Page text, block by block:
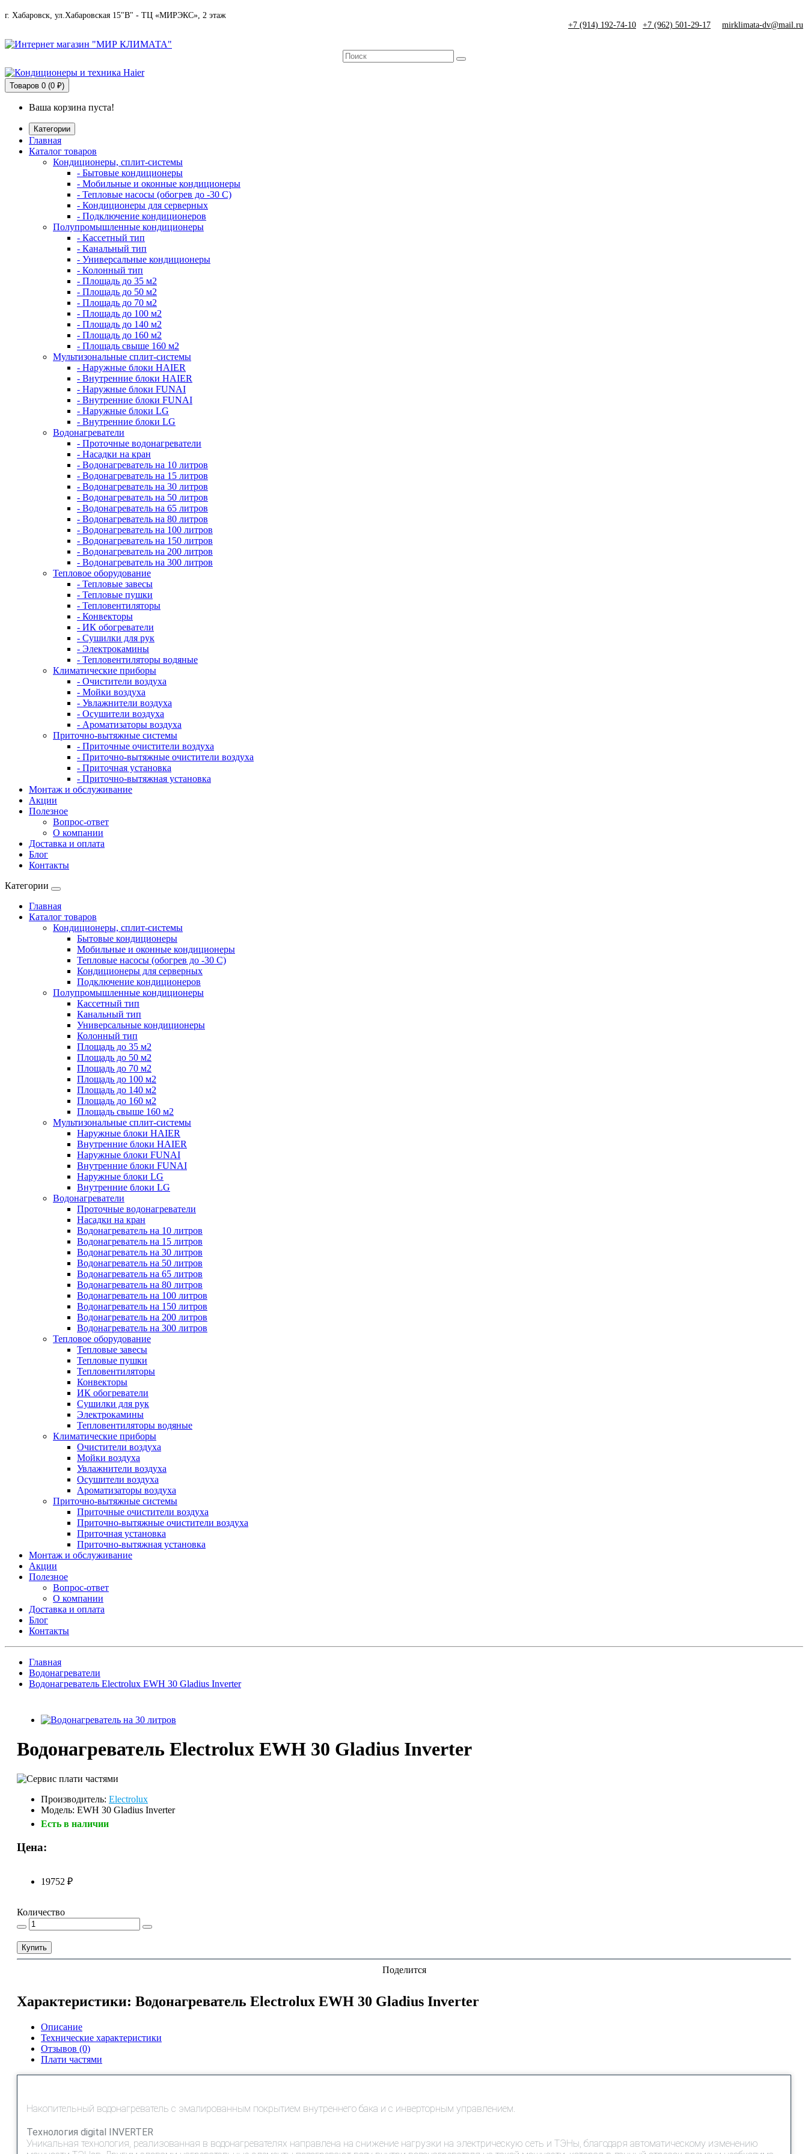
г. Хабаровск, ул.Хабаровская 15"В" - ТЦ «МИРЭКС», 2 этаж
+7 (914) 192-74-10
+7 (962) 501-29-17 mirklimata-dv@mail.ru
Товаров 0 (0 ₽)
Ваша корзина пуста!
Категории
Главная
Каталог товаров
Кондиционеры, сплит-системы
- Бытовые кондиционеры
- Мобильные и оконные кондиционеры
- Тепловые насосы (обогрев до -30 C)
- Кондиционеры для серверных
- Подключение кондиционеров
Полупромышленные кондиционеры
- Кассетный тип
- Канальный тип
- Универсальные кондиционеры
- Колонный тип
- Площадь до 35 м2
- Площадь до 50 м2
- Площадь до 70 м2
- Площадь до 100 м2
- Площадь до 140 м2
- Площадь до 160 м2
- Площадь свыше 160 м2
Мультизональные сплит-системы
- Наружные блоки HAIER
- Внутренние блоки HAIER
- Hаружные блоки FUNAI
- Внутренние блоки FUNAI
- Наружные блоки LG
- Внутренние блоки LG
Водонагреватели
- Проточные водонагреватели
- Наcадки на кран
- Водонагреватель на 10 литров
- Водонагреватель на 15 литров
- Водонагреватель на 30 литров
- Водонагреватель на 50 литров
- Водонагреватель на 65 литров
- Водонагреватель на 80 литров
- Водонагреватель на 100 литров
- Водонагреватель на 150 литров
- Водонагреватель на 200 литров
- Водонагреватель на 300 литров
Тепловое оборудование
- Тепловые завесы
- Тепловые пушки
- Тепловентиляторы
- Конвекторы
- ИК обогреватели
- Сушилки для рук
- Электрокамины
- Тепловентиляторы водяные
Климатические приборы
- Очистители воздуха
- Мойки воздуха
- Увлажнители воздуха
- Осушители воздуха
- Ароматизаторы воздуха
Приточно-вытяжные системы
- Приточные очистители воздуха
- Приточно-вытяжные очистители воздуха
- Приточная установка
- Приточно-вытяжная установка
Монтаж и обслуживание
Акции
Полезное
Вопрос-ответ
О компании
Доставка и оплата
Блог
Контакты
Категории
Главная
Каталог товаров
Кондиционеры, сплит-системы
Бытовые кондиционеры
Мобильные и оконные кондиционеры
Тепловые насосы (обогрев до -30 C)
Кондиционеры для серверных
Подключение кондиционеров
Полупромышленные кондиционеры
Кассетный тип
Канальный тип
Универсальные кондиционеры
Колонный тип
Площадь до 35 м2
Площадь до 50 м2
Площадь до 70 м2
Площадь до 100 м2
Площадь до 140 м2
Площадь до 160 м2
Площадь свыше 160 м2
Мультизональные сплит-системы
Наружные блоки HAIER
Внутренние блоки HAIER
Hаружные блоки FUNAI
Внутренние блоки FUNAI
Наружные блоки LG
Внутренние блоки LG
Водонагреватели
Проточные водонагреватели
Наcадки на кран
Водонагреватель на 10 литров
Водонагреватель на 15 литров
Водонагреватель на 30 литров
Водонагреватель на 50 литров
Водонагреватель на 65 литров
Водонагреватель на 80 литров
Водонагреватель на 100 литров
Водонагреватель на 150 литров
Водонагреватель на 200 литров
Водонагреватель на 300 литров
Тепловое оборудование
Тепловые завесы
Тепловые пушки
Тепловентиляторы
Конвекторы
ИК обогреватели
Сушилки для рук
Электрокамины
Тепловентиляторы водяные
Климатические приборы
Очистители воздуха
Мойки воздуха
Увлажнители воздуха
Осушители воздуха
Ароматизаторы воздуха
Приточно-вытяжные системы
Приточные очистители воздуха
Приточно-вытяжные очистители воздуха
Приточная установка
Приточно-вытяжная установка
Монтаж и обслуживание
Акции
Полезное
Вопрос-ответ
О компании
Доставка и оплата
Блог
Контакты
Главная
Водонагреватели
Водонагреватель Electrolux EWH 30 Gladius Inverter
Водонагреватель Electrolux EWH 30 Gladius Inverter
Производитель: Electrolux
Модель: EWH 30 Gladius Inverter
Есть в наличии
Цена:
19752 ₽
Количество
Купить
Поделится
Характеристики: Водонагреватель Electrolux EWH 30 Gladius Inverter
Описание
Технические характеристики
Отзывов (0)
Плати частями
Накопительный водонагреватель с эмалированным покрытием внутреннего бака и с инверторным управлением.
Технология digital INVERTER
Уникальная технология, реализованная в водонагревателях направлена на снижение нагрузки на электрическую сеть и ТЭНы, благодаря автоматическому изменению